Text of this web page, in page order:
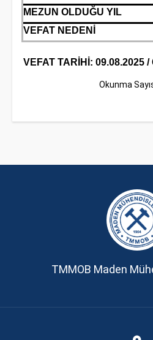
MEZUN OLDUĞU YIL
VEFAT NEDENİ
VEFAT TARİHİ: 09.08.2025
Okunma
TMMOB Maden